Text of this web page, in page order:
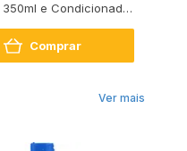
e Condicionador
Comprar
Ver mais